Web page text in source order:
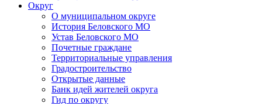
Округ
О муниципальном округе
История Беловского МО
Устав Беловского МО
Почетные граждане
Территориальные управления
Градостроительство
Открытые данные
Банк идей жителей округа
Гид по округу